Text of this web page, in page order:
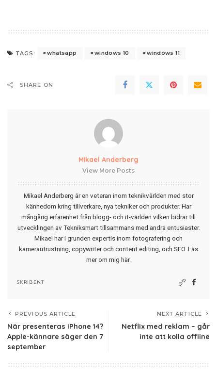
TAGS: whatsapp windows 10 windows 11
SHARE ON
Mikael Anderberg
View More Posts
Mikael Anderberg är en veteran inom teknikvärlden med stor
kännedom kring tillverkare, nya tekniker och produkter. Har
mångårig erfarenhet från blogg- och it-världen vilken bidrar till
utvecklingen av Tekniksmart tillsammans med andra entusiaster.
Mikael har i grunden expertis inom fotografering och
kamerautrustning, copywriter och content editing, och SEO. Läs
mer om mig här.
SKRIBENT
PREVIOUS ARTICLE
När presenteras iPhone 14?
Apple-kännare säger den 7
september
NEXT ARTICLE
Netflix med reklam – går
inte att kolla offline